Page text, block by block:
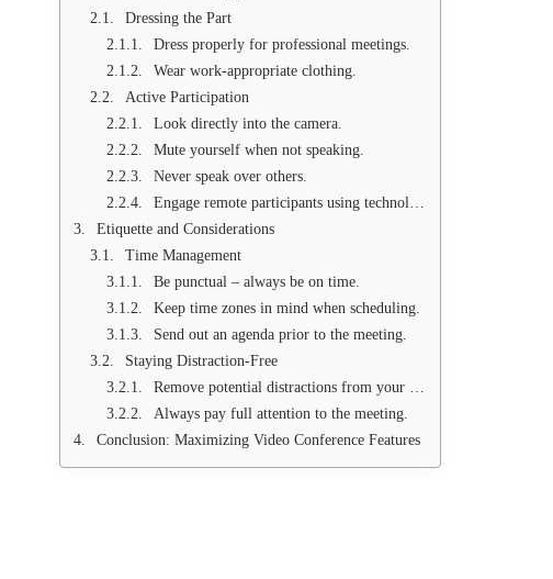
Dressing the Part
Dress properly for professional meetings.
Wear work-appropriate clothing.
Active Participation
Look directly into the camera.
Mute yourself when not speaking.
Never speak over others.
Engage remote participants using technology.
Etiquette and Considerations
Time Management
Be punctual – always be on time.
Keep time zones in mind when scheduling.
Send out an agenda prior to the meeting.
Staying Distraction-Free
Remove potential distractions from your environment.
Always pay full attention to the meeting.
Conclusion: Maximizing Video Conference Features